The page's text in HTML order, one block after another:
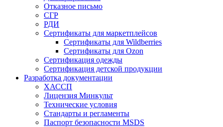
Отказное письмо
СГР
РДИ
Сертификаты для маркетплейсов
Сертификаты для Wildberries
Сертификаты для Ozon
Сертификация одежды
Сертификация детской продукции
Разработка документации
ХАССП
Лицензия Минкульт
Технические условия
Стандарты и регламенты
Паспорт безопасности MSDS